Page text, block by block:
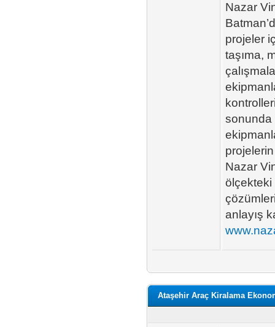
Nazar
projeler
taşıma,
sonunda
Nazar
ölçekteki
anlayış
Ataşehir Araç Kiralama